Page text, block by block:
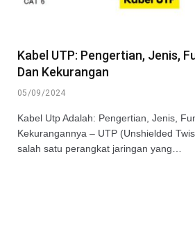
Kabel UTP: Pengertian, Jenis,
Dan Kekurangan
05/09/2024
Kabel Utp Adalah: Pengertian, Jenis,
Kekurangannya – UTP (Unshielded
salah satu perangkat jaringan yang…